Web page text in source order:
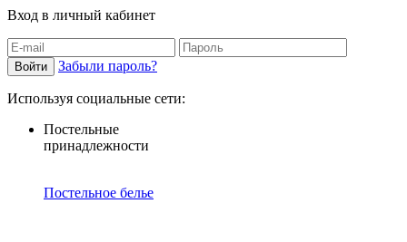
Вход в личный кабинет
Забыли пароль?
Используя социальные сети:
Постельные
принадлежности
Постельное белье